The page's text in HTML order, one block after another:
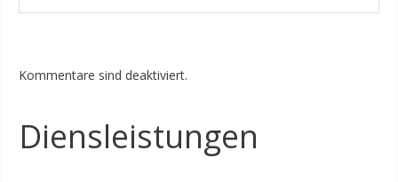
Kommentare sind deaktiviert.
Diensleistungen